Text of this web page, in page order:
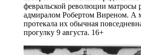
февральской революции матросы
адмиралом Робертом Виреном.
протекала их обычная
прогулку 9 августа. 16+